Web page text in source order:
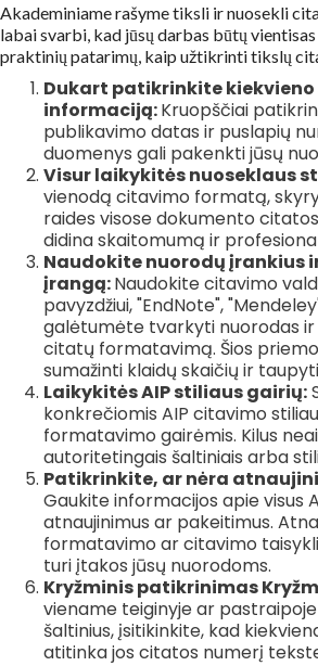
Akademiniame rašyme tiksli ir nuosekli
labai svarbi, kad jūsų darbas būtų
praktinių patarimų, kaip užtikrinti tikslų
Dukart patikrinkite
informaciją:Kruopščiai
publikavimo datas ir puslapių
duomenys gali pakenkti jūsų
Visur laikykitės nuoseklaus
vienodą citavimo formatą,
raides visose dokumento
didina skaitomumą ir
Naudokite nuorodų įrankius
įrangą:Naudokite citavimo
pavyzdžiui, "EndNote",
galėtumėte tvarkyti nuorodas
citatų formatavimą. Šios
sumažinti klaidų skaičių ir
Laikykitės AIP stiliaus gairių:
konkrečiomis AIP citavimo
formatavimo gairėmis. Kilus
autoritetingais šaltiniais arba
Patikrinkite, ar nėra
Gaukite informacijos apie visus
atnaujinimus ar pakeitimus.
formatavimo ar citavimo
turi įtakos jūsų nuorodoms.
Kryžminis patikrinimas
viename teiginyje ar
šaltinius, įsitikinkite, kad
atitinka jos citatos numerį